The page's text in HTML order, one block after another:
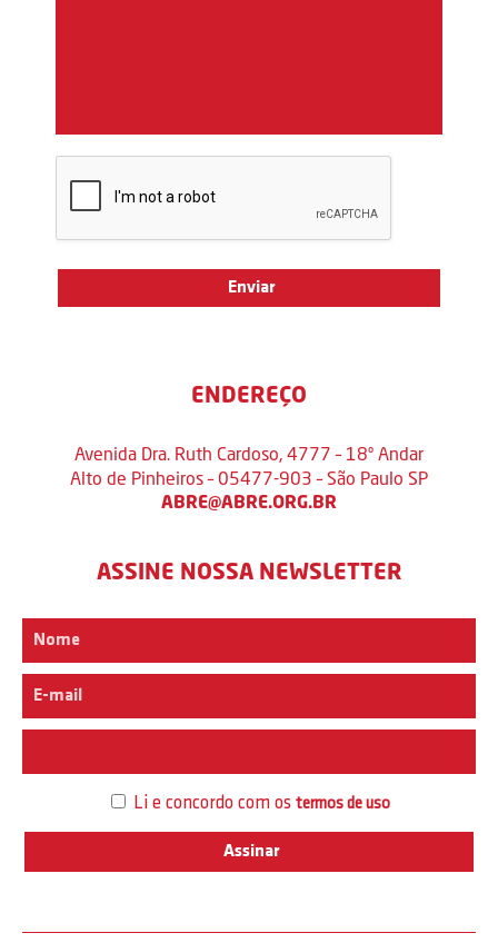
ENDEREÇO
Avenida Dra. Ruth Cardoso, 4777 – 18º Andar
Alto de Pinheiros – 05477-903 – São Paulo SP
ABRE@ABRE.ORG.BR
ASSINE NOSSA NEWSLETTER
Li e concordo com os termos de uso